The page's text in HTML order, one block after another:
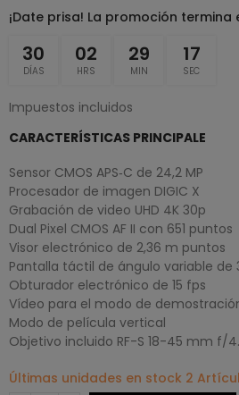
¡Date prisa! La promoción termina
30
DÍAS
02
HRS
29
MIN
17
SEC
Impuestos incluidos
CARACTERÍSTICAS PRINCIPALE
Sensor CMOS APS‑C de 24,2 MP
Procesador de imagen DIGIC X
Grabación de video UHD 4K 30p
Dual Pixel CMOS AF II con 651 puntos
Visor electrónico de 2,36 m puntos
Pantalla táctil de ángulo variable de
Obturador electrónico de 15 fps
Vídeo para el modo de
Modo de película vertical
Objetivo incluido RF-S 18-45 mm f/
Últimas unidades en stock 2